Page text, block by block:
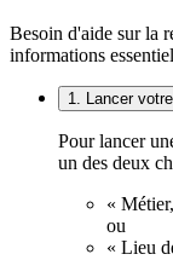
Besoin d'aide sur la
informations
1. Lancer
Pour lancer
un des deux
«
ou
« Lieu